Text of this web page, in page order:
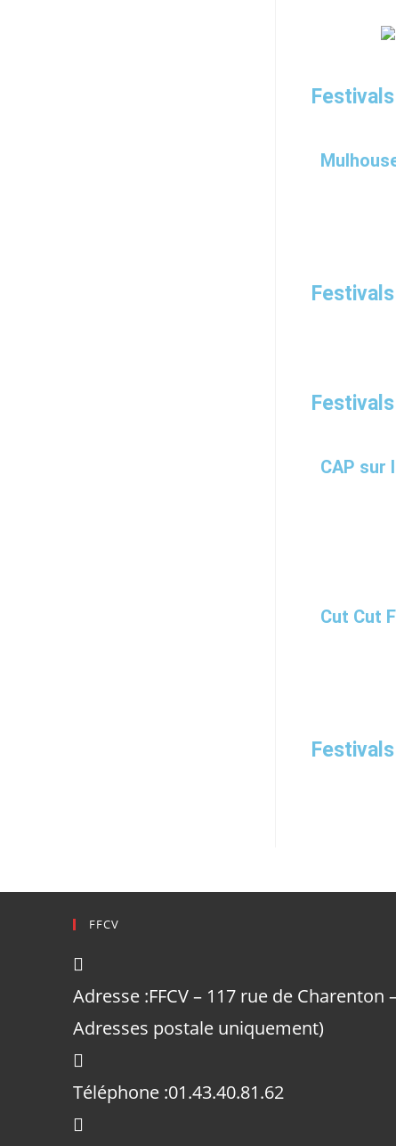
CAP sur
Cut Cut
FFCV
Adresse :FFCV – 117 rue de Charenton
Adresses postale uniquement)
Téléphone :01.43.40.81.62